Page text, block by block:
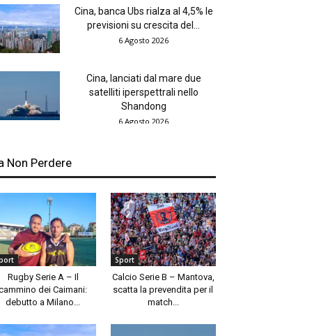
Cina, banca Ubs rialza al 4,5% le
previsioni su crescita del...
6 Agosto 2026
Cina, lanciati dal mare due
satelliti iperspettrali nello
Shandong
6 Agosto 2026
Non Perdere
Rugby Serie A – Il
dei Caimani:
debutto a Milano...
Sport
Calcio Serie B – Mantova,
scatta la prevendita per il
match...